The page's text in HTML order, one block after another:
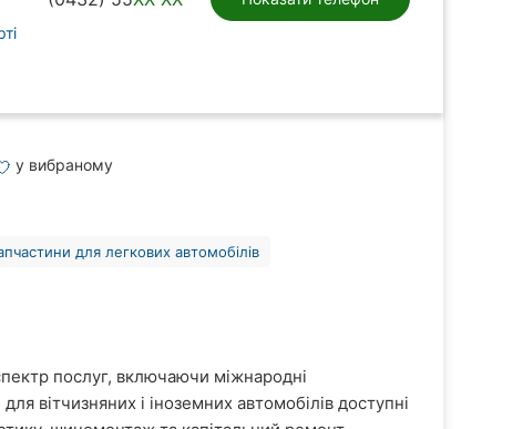
у вибраному
для легкових автомобілів
послуг, включаючи міжнародні
вітчизняних і іноземних автомобілів доступні